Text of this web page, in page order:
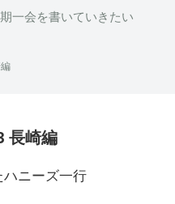
一会を書いていきたい
長崎編
ハニーズ一行